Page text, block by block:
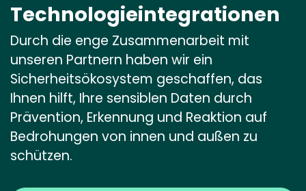
Technologieintegrationen
Durch die enge Zusammenarbeit mit
unseren Partnern haben wir ein
Sicherheitsökosystem geschaffen, das
Ihnen hilft, Ihre sensiblen Daten durch
Prävention, Erkennung und Reaktion auf
Bedrohungen von innen und außen zu
schützen.